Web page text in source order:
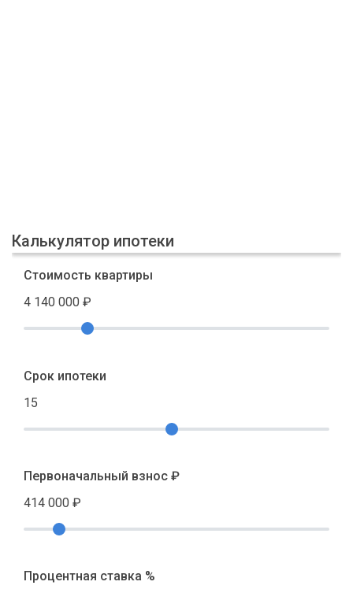
Калькулятор ипотеки
Стоимость квартиры
4 140 000 ₽
Срок ипотеки
15
Первоначальный взнос ₽
414 000 ₽
Процентная ставка %